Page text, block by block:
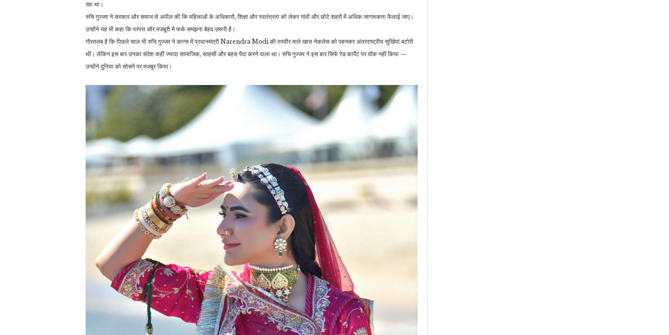
रहा था।
रुचि गुज्जर ने सरकार और समाज से अपील की कि महिलाओं के अधिकारों, शिक्षा और स्वतंत्रता को लेकर गांवों और छोटे शहरों में अधिक जागरूकता फैलाई जाए।
उन्होंने यह भी कहा कि परंपरा और मजबूरी में फर्क समझना बेहद ज़रूरी है।
गौरतलब है कि पिछले साल भी रुचि गुज्जर ने कान्स में प्रधानमंत्री Narendra Modi की तस्वीर वाले खास नेकलेस को पहनकर अंतरराष्ट्रीय सुर्खियां बटोरी
थीं। लेकिन इस बार उनका संदेश कहीं ज्यादा सामाजिक, साहसी और बहस पैदा करने वाला था। रुचि गुज्जर ने इस बार सिर्फ रेड कार्पेट पर वॉक नहीं किया —
उन्होंने दुनिया को सोचने पर मजबूर किया।